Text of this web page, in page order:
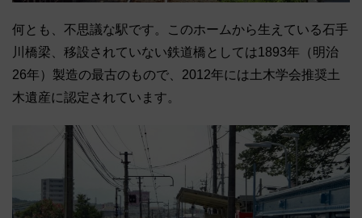
何とも、不思議な駅です。このホームから生えている石手
川橋梁、移設されていない鉄道橋としては1893年（明治
26年）製造の最古のもので、2012年には土木学会推奨土
木遺産に認定されています。